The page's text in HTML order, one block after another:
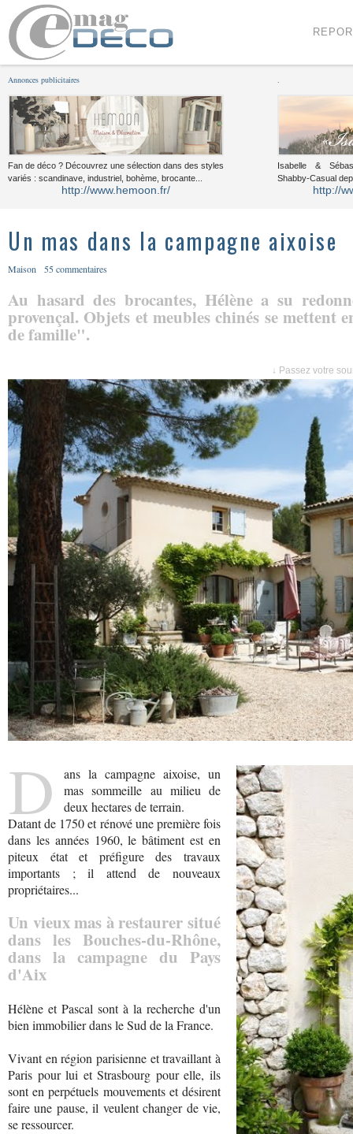
Annonces publicitaires
Fan de déco ? Découvrez une sélection dans des styles
variés : scandinave, industriel, bohème, brocante...
http://www.hemoon.fr/
Isabelle &
Shabby-Casual
http://
Un mas dans la campagne aixoise
Maison 55 commentaires
Au hasard des brocantes, Hélène a su
provençal. Objets et meubles chinés se mettent
de famille".
↓ Passez votre
D
ans la campagne aixoise, un
mas sommeille au milieu de
deux hectares de terrain.
Datant de 1750 et rénové une première fois
dans les années 1960, le bâtiment est en
piteux état et préfigure des travaux
importants ; il attend de nouveaux
propriétaires...
Un vieux mas à restaurer situé
dans les Bouches-du-Rhône,
dans la campagne du Pays
d'Aix
Hélène et Pascal sont à la recherche d'un
bien immobilier dans le Sud de la France.
Vivant en région parisienne et travaillant à
Paris pour lui et Strasbourg pour elle, ils
sont en perpétuels mouvements et désirent
faire une pause, il veulent changer de vie,
se ressourcer.